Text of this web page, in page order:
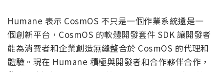
Humane 表示 CosmOS 不只是一個作業系統還是一
個創新平台，CosmOS 的軟體開發套件 SDK 讓開發者
能為消費者和企業創造無縫整合於 CosmOS 的代理和
體驗。現在 Humane 積極與開發者和合作夥伴合作，